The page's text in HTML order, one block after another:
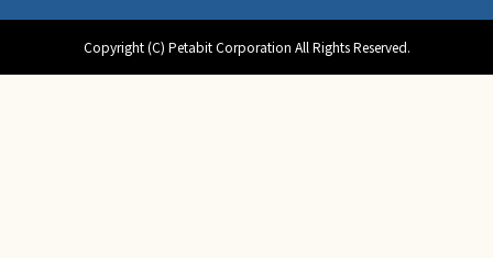
Copyright (C) Petabit Corporation All Rights Reserved.